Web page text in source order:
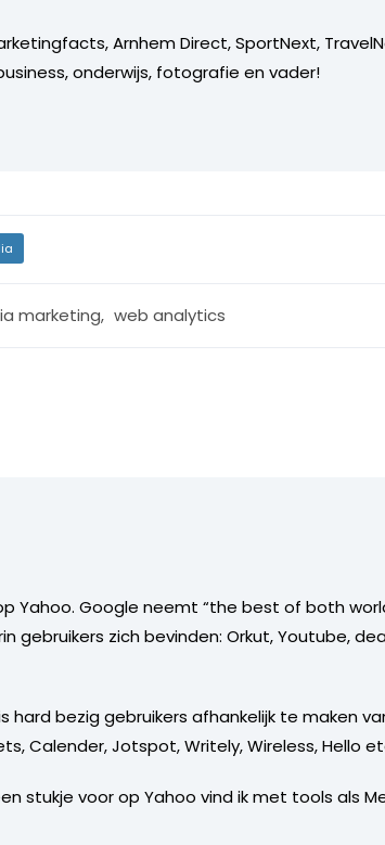
Arnhem Direct, SportNext,
onderwijs, fotografie en vader!
marketing, web analytics
Google neemt “the best of both
gebruikers zich bevinden: Orkut, Youtube,
hard bezig gebruikers afhankelijk te maken
Calender, Jotspot, Writely, Wireless, Hello
stukje voor op Yahoo vind ik met tools als